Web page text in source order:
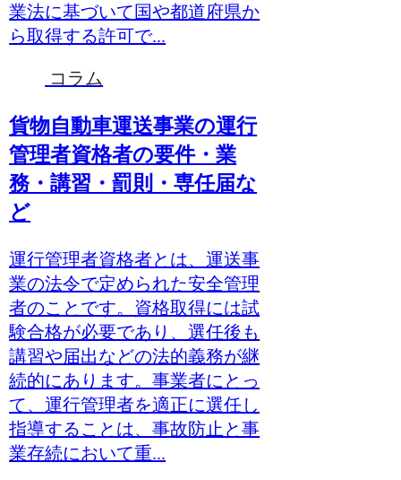
業法に基づいて国や都道府県か
ら取得する許可で...
コラム
貨物自動車運送事業の運行
管理者資格者の要件・業
務・講習・罰則・専任届な
ど
運行管理者資格者とは、運送事
業の法令で定められた安全管理
者のことです。資格取得には試
験合格が必要であり、選任後も
講習や届出などの法的義務が継
続的にあります。事業者にとっ
て、運行管理者を適正に選任し
指導することは、事故防止と事
業存続において重...